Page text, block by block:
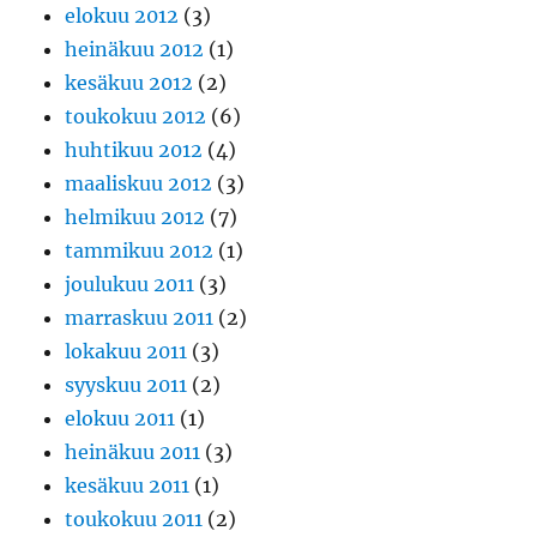
elokuu 2012 (3)
heinäkuu 2012 (1)
kesäkuu 2012 (2)
toukokuu 2012 (6)
huhtikuu 2012 (4)
maaliskuu 2012 (3)
helmikuu 2012 (7)
tammikuu 2012 (1)
joulukuu 2011 (3)
marraskuu 2011 (2)
lokakuu 2011 (3)
syyskuu 2011 (2)
elokuu 2011 (1)
heinäkuu 2011 (3)
kesäkuu 2011 (1)
toukokuu 2011 (2)